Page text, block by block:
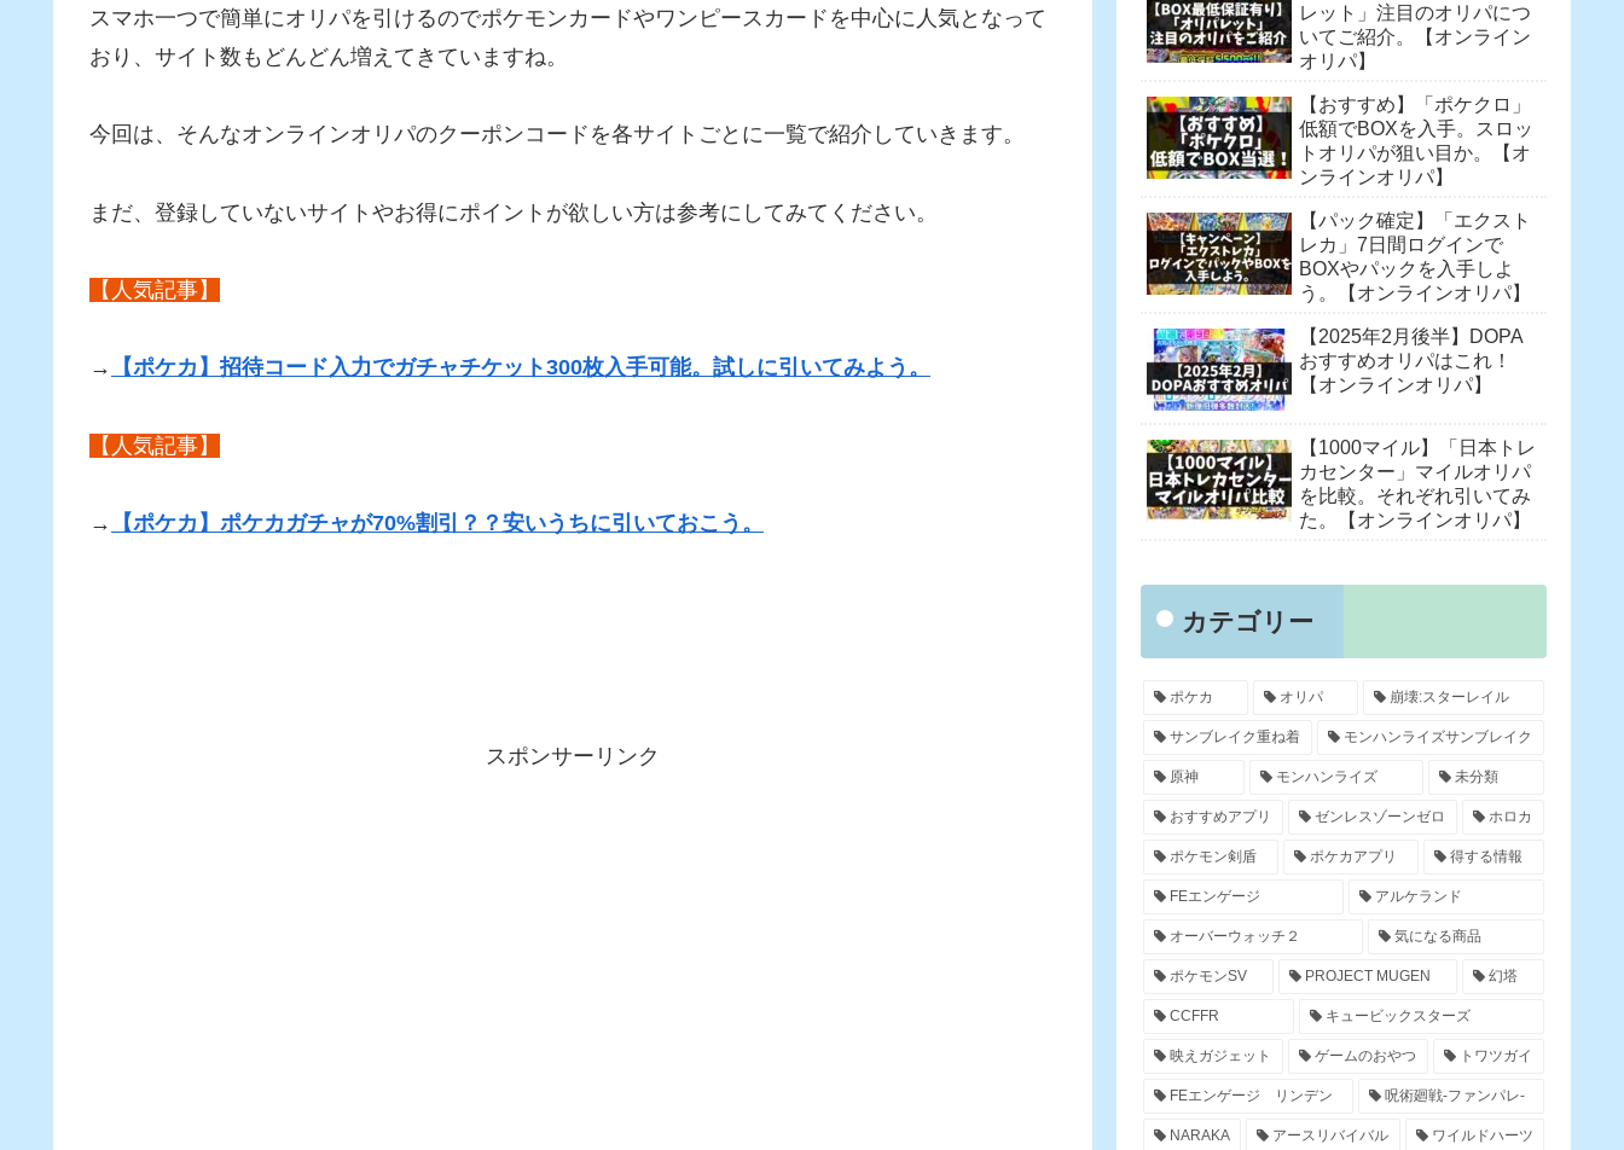
スマホ一つで簡単にオリパを引けるのでポケモンカードやワンピースカードを中心に人気となって
おり、サイト数もどんどん増えてきていますね。
今回は、そんなオンラインオリパのクーポンコードを各サイトごとに一覧で紹介していきます。
まだ、登録していないサイトやお得にポイントが欲しい方は参考にしてみてください。
【人気記事】
→ 【ポケカ】招待コード入力でガチャチケット300枚入手可能。試しに引いてみよう。
【人気記事】
→ 【ポケカ】ポケカガチャが70%割引？？安いうちに引いておこう。
スポンサーリンク
レット」注目のオリパにつ
いてご紹介。【オンライン
オリパ】
【おすすめ】「ポケクロ」
低額でBOXを入手。スロッ
トオリパが狙い目か。【オ
ンラインオリパ】
【パック確定】「エクスト
レカ」7日間ログインで
BOXやパックを入手しよ
う。【オンラインオリパ】
【2025年2月後半】DOPA
おすすめオリパはこれ！
【オンラインオリパ】
【1000マイル】「日本トレ
カセンター」マイルオリパ
を比較。それぞれ引いてみ
た。【オンラインオリパ】
カテゴリー
ポケカ オリパ 崩壊:スターレイル
サンブレイク重ね着 モンハンライズサンブレイク
原神 モンハンライズ 未分類
おすすめアプリ ゼンレスゾーンゼロ ホロカ
ポケモン剣盾 ポケカアプリ 得する情報
FEエンゲージ アルケランド
オーバーウォッチ２ 気になる商品
ポケモンSV PROJECT MUGEN 幻塔
CCFFR キュービックスターズ
映えガジェット ゲームのおやつ トワツガイ
FEエンゲージ リンデン 呪術廻戦-ファンパレ-
NARAKA アースリバイバル ワイルドハーツ